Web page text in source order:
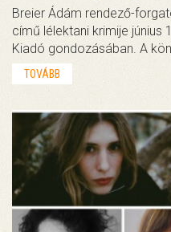
Breier Ádám rendező-
című lélektani krimije június
Kiadó gondozásában. A
TOVÁBB